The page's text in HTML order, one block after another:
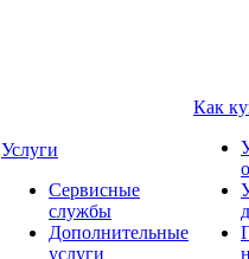
Услуги
Сервисные
службы
Дополнительные
услуги
Как